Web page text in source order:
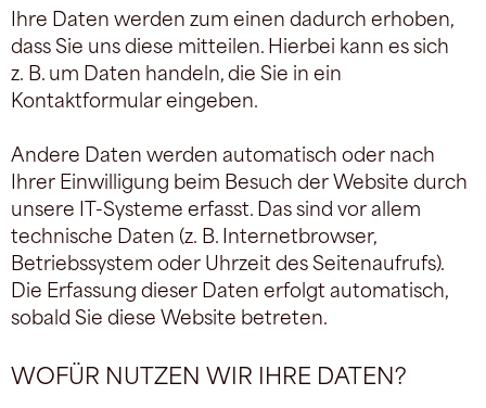
Ihre Daten werden zum einen dadurch erhoben,
dass Sie uns diese mitteilen. Hierbei kann es sich
z. B. um Daten handeln, die Sie in ein
Kontaktformular eingeben.
Andere Daten werden automatisch oder nach
Ihrer Einwilligung beim Besuch der Website durch
unsere IT-Systeme erfasst. Das sind vor allem
technische Daten (z. B. Internetbrowser,
Betriebssystem oder Uhrzeit des Seitenaufrufs).
Die Erfassung dieser Daten erfolgt automatisch,
sobald Sie diese Website betreten.
WOFÜR NUTZEN WIR IHRE DATEN?